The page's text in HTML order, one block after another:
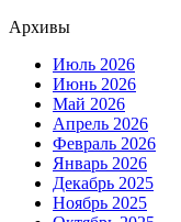
Архивы
Июль 2026
Июнь 2026
Май 2026
Апрель 2026
Февраль 2026
Январь 2026
Декабрь 2025
Ноябрь 2025